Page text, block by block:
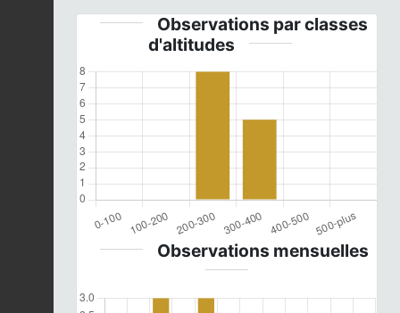
Observations par classes
d'altitudes
Observations mensuelles